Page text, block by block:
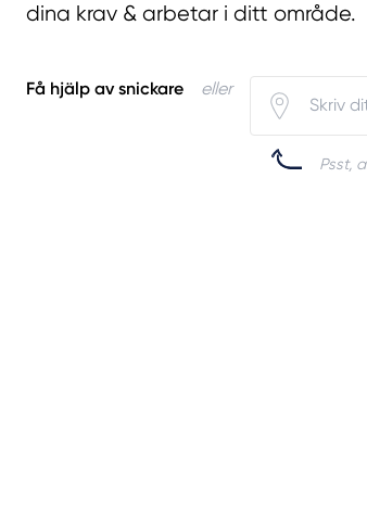
dina krav & arbetar i ditt område.
Få hjälp av snickare eller
Psst,